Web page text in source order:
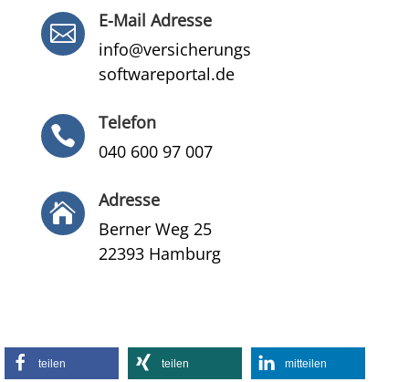

E-Mail Adresse
info@versicherungs
softwareportal.de

Telefon
040 600 97 007

Adresse
Berner Weg 25
22393 Hamburg
teilen teilen mitteilen